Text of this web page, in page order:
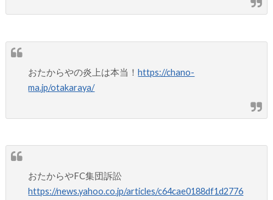
おたからやの炎上は本当！https://chano-
ma.jp/otakaraya/
おたからやFC集団訴訟
https://news.yahoo.co.jp/articles/c64cae0188df1d2776